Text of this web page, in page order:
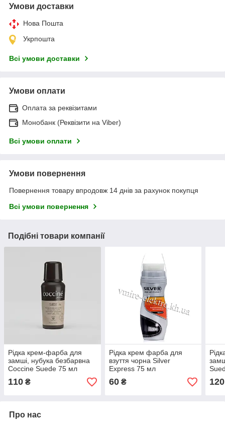
Умови доставки
Нова Пошта
Укрпошта
Всі умови доставки
Умови оплати
Оплата за реквізитами
Монобанк (Реквізити на Viber)
Всі умови оплати
Умови повернення
Повернення товару впродовж 14 днів за рахунок покупця
Всі умови повернення
Подібні товари компанії
Рідка крем-фарба для
замші, нубука безбарвна
Coccine Suede 75 мл
110 ₴
Рідка крем фарба для
взуття чорна Silver
Express 75 мл
60₴ 120
Про нас